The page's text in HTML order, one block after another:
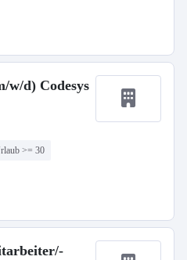
w/d) Codesys
>= 30